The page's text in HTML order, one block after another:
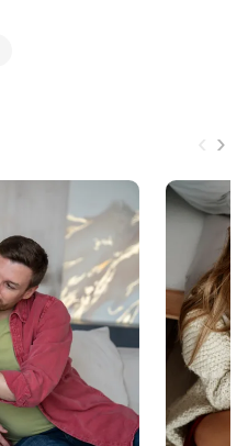
›